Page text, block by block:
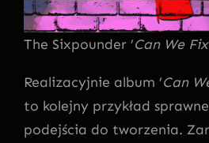
The Sixpounder ’Can We
Realizacyjnie album ’Can
to kolejny przykład
podejścia do tworzenia.